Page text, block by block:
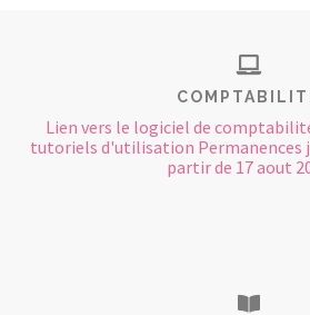
Lien vers le logiciel de
tutoriels d'utilisation Permanences
partir de 17 aout